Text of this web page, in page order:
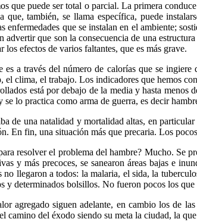
que puede ser total o parcial. La primera
también, se llama específica, puede
enfermedades que se instalan en el ambiente;
advertir que son la consecuencia de una
efectos de varios faltantes, que es más grave.
a través del número de calorías que se
el clima, el trabajo. Los indicadores que hemos
está por debajo de la media y hasta
lo practica como arma de guerra, es decir
de una natalidad y mortalidad altas, en
En fin, una situación más que precaria. Los
resolver el problema del hambre? Mucho. Se
y más precoces, se sanearon áreas bajas e
llegaron a todos: la malaria, el sida, la
y determinados bolsillos. No fueron pocos los
agregado siguen adelante, en cambio los de
camino del éxodo siendo su meta la ciudad, la